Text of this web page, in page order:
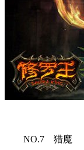
NO.7 猎魔